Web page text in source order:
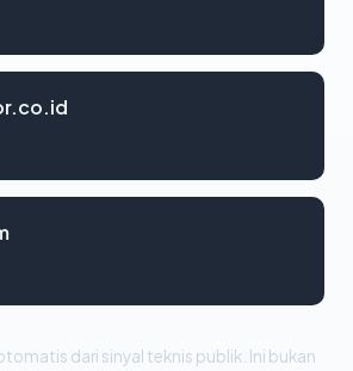
dari sinyal teknis publik. Ini bukan